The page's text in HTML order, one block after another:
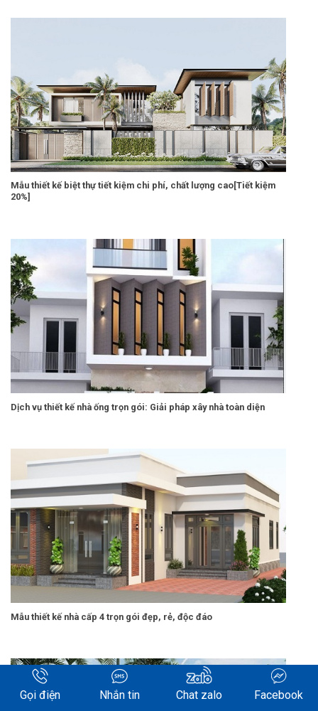
Mẫu thiết kế biệt thự tiết kiệm chi phí, chất lượng cao[Tiết kiệm
20%]
Dịch vụ thiết kế nhà ống trọn gói: Giải pháp xây nhà toàn diện
Mẫu thiết kế nhà cấp 4 trọn gói đẹp, rẻ, độc đáo
Gọi điện Nhắn tin Chat zalo Facebook